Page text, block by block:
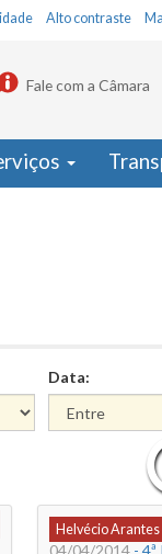
Alto contraste
Fale com a Câmara
Data:
Helvécio Arantes
04/04/2014- 4ª